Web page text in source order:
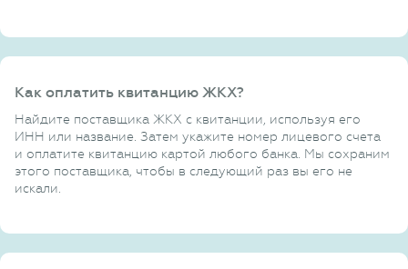
Как оплатить квитанцию ЖКХ?
Найдите поставщика ЖКХ с квитанции, используя его
ИНН или название. Затем укажите номер лицевого счета
и оплатите квитанцию картой любого банка. Мы сохраним
этого поставщика, чтобы в следующий раз вы его не
искали.